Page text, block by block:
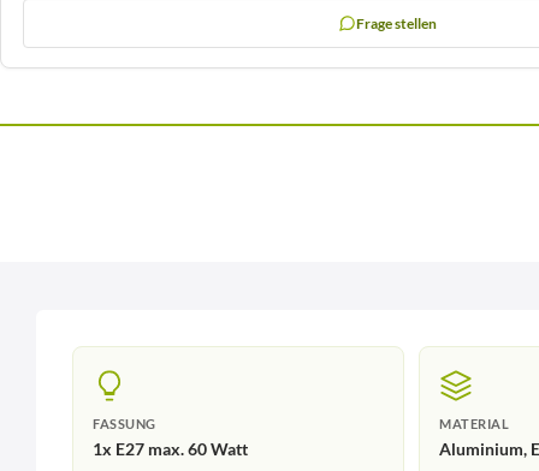
Frage stellen
FASSUNG
1x E27 max. 60 Watt
MATERIAL
Aluminium,